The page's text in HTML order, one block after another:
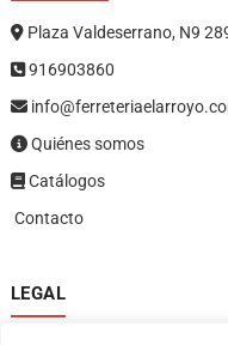
Plaza Valdeserrano, N9
916903860
Quiénes somos
Catálogos
Contacto
LEGAL